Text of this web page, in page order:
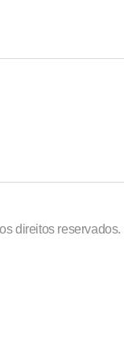
direitos reservados.